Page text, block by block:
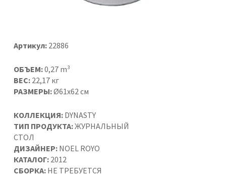
Артикул:22886
ОБЪЕМ:0,27 m³
ВЕС: 22,17 кг
РАЗМЕРЫ:Ø61x62 см
КОЛЛЕКЦИЯ: DYNASTY
ТИП ПРОДУКТА:ЖУРНАЛЬНЫЙ
СТОЛ
ДИЗАЙНЕР: NOEL ROYO
КАТАЛОГ: 2012
СБОРКА: НЕ ТРЕБУЕТСЯ